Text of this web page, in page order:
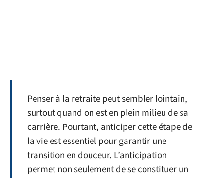
Penser à la retraite peut sembler lointain,
surtout quand on est en plein milieu de sa
carrière. Pourtant, anticiper cette étape de
la vie est essentiel pour garantir une
transition en douceur. L’anticipation
permet non seulement de se constituer un